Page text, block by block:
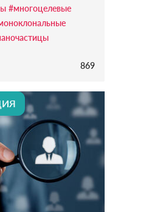
#многоцелевые
869